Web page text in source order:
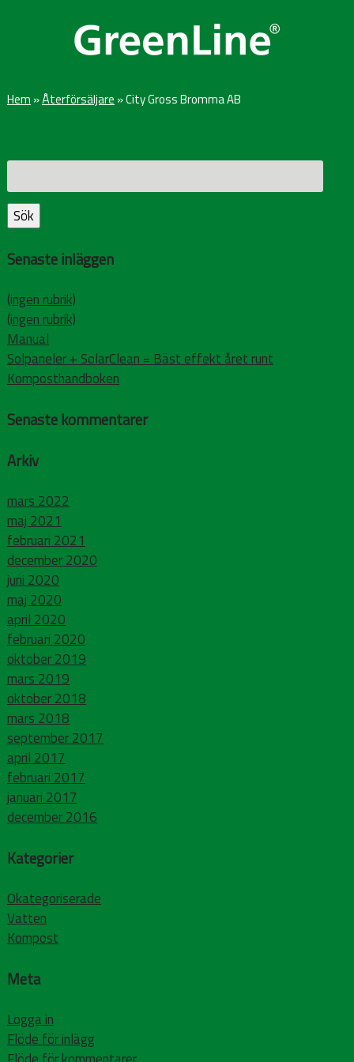
Hem »Återförsäljare »City Gross Bromma AB
Sök
efter:
Sök
Senaste inläggen
(ingen rubrik)
(ingen rubrik)
Manual
Solpaneler + SolarClean = Bäst effekt året runt
Komposthandboken
Senaste kommentarer
Arkiv
mars 2022
maj 2021
februari 2021
december 2020
juni 2020
maj 2020
april 2020
februari 2020
oktober 2019
mars 2019
oktober 2018
mars 2018
september 2017
april 2017
februari 2017
januari 2017
december 2016
Kategorier
Okategoriserade
Vatten
Kompost
Meta
Logga in
Flöde för inlägg